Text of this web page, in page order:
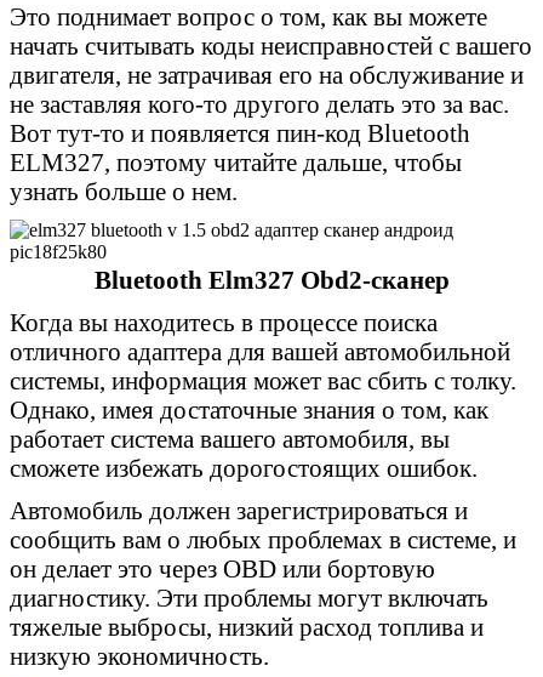
Это поднимает вопрос о том, как вы можете
начать считывать коды неисправностей с вашего
двигателя, не затрачивая его на обслуживание и
не заставляя кого-то другого делать это за вас.
Вот тут-то и появляется пин-код Bluetooth
ELM327, поэтому читайте дальше, чтобы
узнать больше о нем.
Bluetooth Elm327 Obd2-сканер
Когда вы находитесь в процессе поиска
отличного адаптера для вашей автомобильной
системы, информация может вас сбить с толку.
Однако, имея достаточные знания о том, как
работает система вашего автомобиля, вы
сможете избежать дорогостоящих ошибок.
Автомобиль должен зарегистрироваться и
сообщить вам о любых проблемах в системе, и
он делает это через OBD или бортовую
диагностику. Эти проблемы могут включать
тяжелые выбросы, низкий расход топлива и
низкую экономичность.